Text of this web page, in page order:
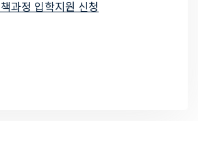
과정 입학지원 신청